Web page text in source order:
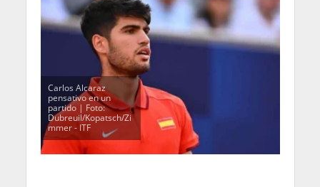
Carlos Alcaraz
pensativo en un
partido | Foto:
Dubreuil/Kopatsch/Zi
mmer - ITF